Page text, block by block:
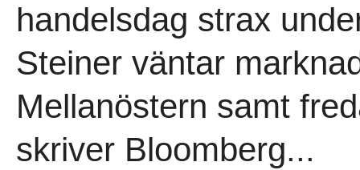
handelsdag strax
Steiner väntar
Mellanöstern samt
skriver Bloomberg...